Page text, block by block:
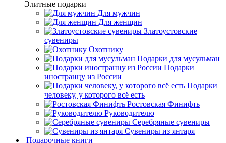
Элитные подарки
Для мужчин
Для женщин
Златоустовские
сувениры
Охотнику
Подарки для мусульман
Подарки
иностранцу из России
Подарки
человеку, у которого всё есть
Ростовская Финифть
Руководителю
Серебряные сувениры
Сувениры из янтаря
Подарочные книги